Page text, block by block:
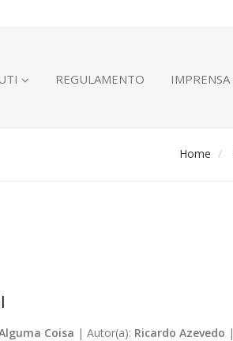
REGULAMENTO IMPRENSA
Home
Coisa | Autor(a): Ricardo Azevedo |